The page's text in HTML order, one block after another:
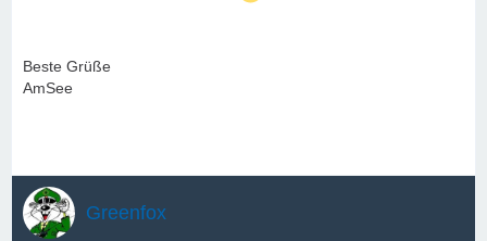
Beste Grüße
AmSee
Greenfox